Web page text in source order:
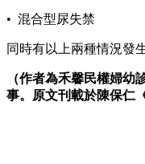
• 混合型尿失禁
同時有以上兩種情況發
（作者為禾馨民權婦幼
事。原文刊載於陳保仁